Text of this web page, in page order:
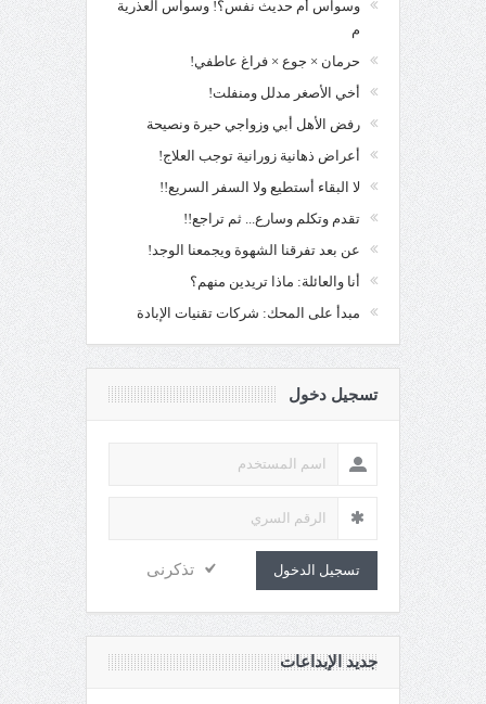
وسواس أم حديث نفس؟! وسواس العذرية
م
حرمان × جوع × فراغ عاطفي!
أخي الأصغر مدلل ومنفلت!
رفض الأهل أبي وزواجي حيرة ونصيحة
أعراض ذهانية زورانية توجب العلاج!
لا البقاء أستطيع ولا السفر السريع!!
تقدم وتكلم وسارع... ثم تراجع!!
عن بعد تفرقنا الشهوة ويجمعنا الوجد!
أنا والعائلة: ماذا تريدين منهم؟
مبدأ على المحك: شركات تقنيات الإبادة
تسجيل دخول
تسجيل الدخول تذكرنى
جديد الإبداعات